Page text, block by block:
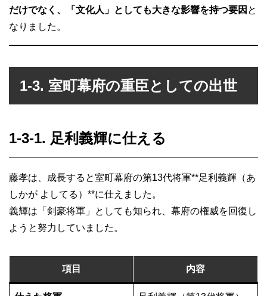
だけでなく、「文化人」としても大きな影響を持つ要因 と
なりました。
1-3. 室町幕府の重臣としての出世
1-3-1. 足利義輝に仕える
藤孝は、成長すると室町幕府の第13代将軍**足利義輝（あ
しかが よしてる）**に仕えました。
義輝は「剣豪将軍」としても知られ、幕府の権威を回復し
ようと努力していました。
項目 内容